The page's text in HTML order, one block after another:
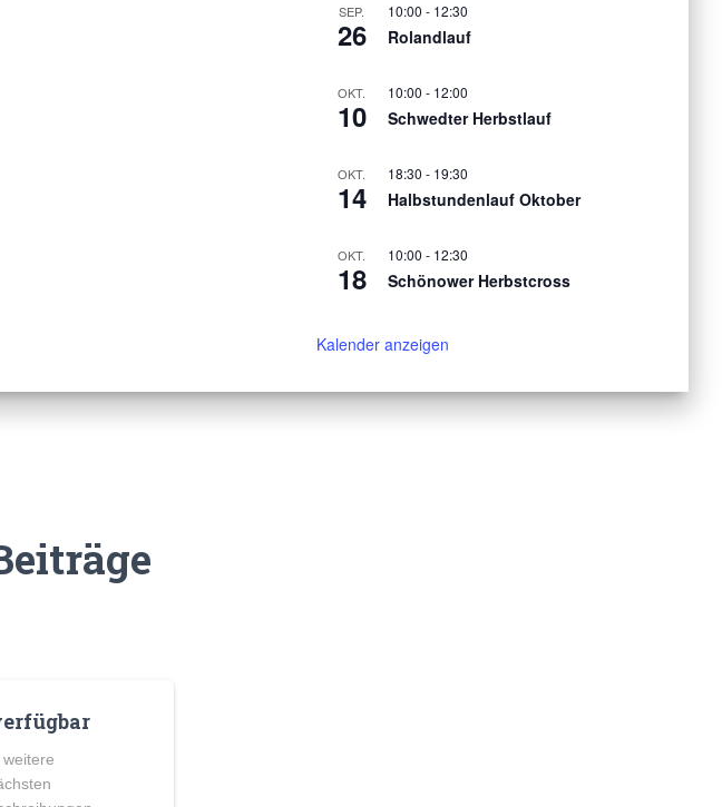
SEP.
26
10:00 - 12:30
Rolandlauf
OKT.
10
10:00 - 12:00
Schwedter Herbstlauf
OKT.
14
18:30 - 19:30
Halbstundenlauf Oktober
OKT.
18
10:00 - 12:30
Schönower Herbstcross
Kalender anzeigen